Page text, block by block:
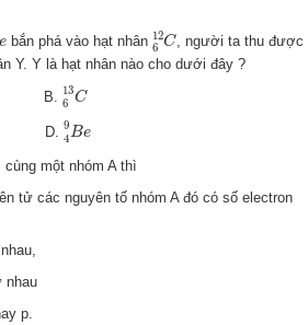
e
e
bắn phá vào hạt nhân 12
6 C
612
, người ta thu được
Y. Y là hạt nhân nào cho dưới đây ?
13
6 C
613
9
4 Be
4 9B
một nhóm A thì
tử các nguyên tố nhóm A đó có số electron
nhau
p.